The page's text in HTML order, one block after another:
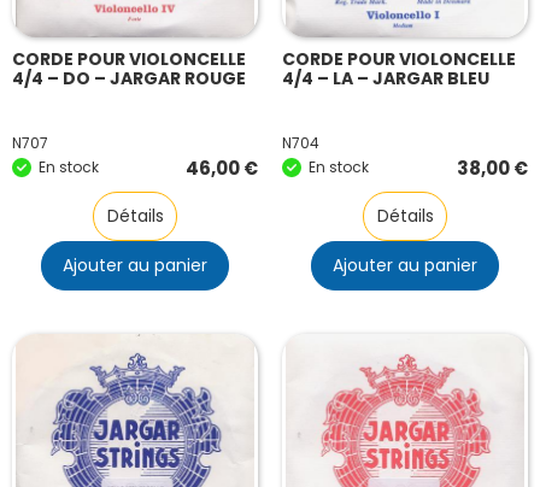
CORDE POUR VIOLONCELLE
4/4 – DO – JARGAR ROUGE
N707
En stock
46,00€
Détails
Ajouter au panier
CORDE POUR VIOLONCELLE
4/4 – LA – JARGAR BLEU
N704
En stock
38,00€
Détails
Ajouter au panier